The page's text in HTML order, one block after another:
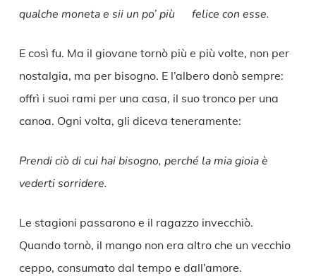
qualche moneta e sii un po’ più felice con esse.
E così fu. Ma il giovane tornò più e più volte, non per
nostalgia, ma per bisogno. E l’albero donò sempre:
offrì i suoi rami per una casa, il suo tronco per una
canoa. Ogni volta, gli diceva teneramente:
Prendi ciò di cui hai bisogno, perché la mia gioia è
vederti sorridere.
Le stagioni passarono e il ragazzo invecchiò.
Quando tornò, il mango non era altro che un vecchio
ceppo, consumato dal tempo e dall’amore.